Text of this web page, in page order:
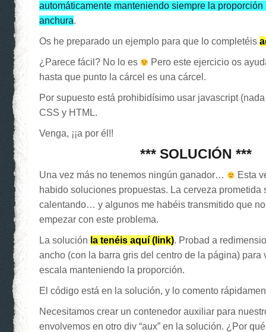
automáticamente manteniendo siempre la proporción
anchura.
Os he preparado un ejemplo para que lo completéis
¿Parece fácil? No lo es
Pero este ejercicio os
hasta que punto la cárcel es una cárcel.
Por supuesto está prohibidísimo usar javascript
CSS y HTML.
Venga, ¡¡a por él!!
*** SOLUCIÓN ***
Una vez más no tenemos ningún ganador…
Esta
habido soluciones propuestas. La cerveza prometida
calentando… y algunos me habéis transmitido que
empezar con este problema.
La solución la tenéis aquí (link). Probad a
ancho (con la barra gris del centro de la página) para
escala manteniendo la proporción.
El código está en la solución, y lo comento
Necesitamos crear un contenedor auxiliar para
envolvemos en otro div “aux” en la solución. ¿Por